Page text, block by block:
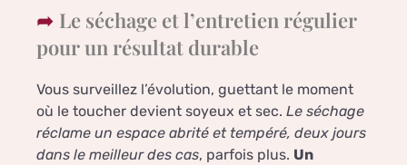
Le séchage et l’entretien régulier
pour un résultat durable
Vous surveillez l’évolution, guettant le moment
où le toucher devient soyeux et sec. Le séchage
réclame un espace abrité et tempéré, deux jours
dans le meilleur des cas, parfois plus. Un